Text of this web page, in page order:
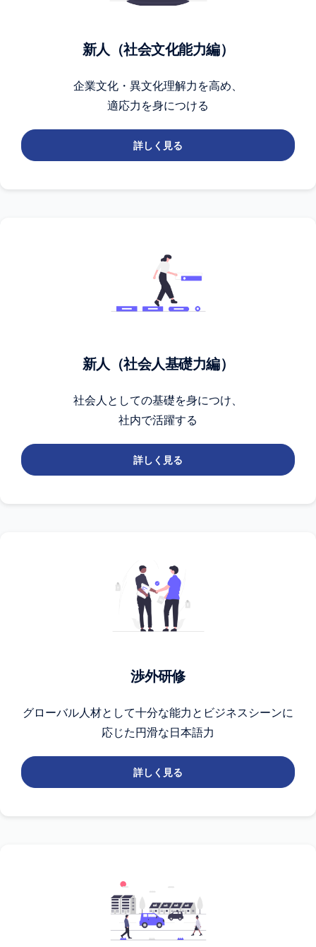
新人（社会文化能力編）
企業文化・異文化理解力を高め、
適応力を身につける
詳しく見る
新人（社会人基礎力編）
社会人としての基礎を身につけ、
社内で活躍する
詳しく見る
渉外研修
グローバル人材として十分な能力とビジネスシーンに
応じた円滑な日本語力
詳しく見る